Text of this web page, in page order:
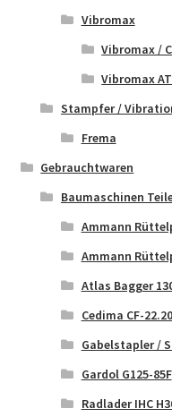
Vibromax
Vibromax /
Vibromax
Stampfer /
Frema
Gebrauchtwaren
Baumaschinen
Ammann
Ammann
Atlas Bagger
Cedima CF-
Gabelstapler /
Gardol G125-85F
Radlader IHC